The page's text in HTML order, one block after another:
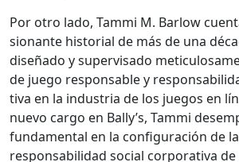
Por otro lado, Tam­mi M. Bar­low
sio­n­ante his­to­r­i­al de más de una
dis­eña­do y super­visa­do
de juego respon­s­able y
ti­va en la indus­tria de los jue­gos en
nue­vo car­go en Bal­ly’s, Tam­mi
fun­da­men­tal en la con­fig­u­ración de
respon­s­abil­i­dad social cor­po­ra­ti­va